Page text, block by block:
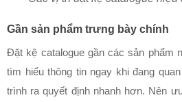
Gần sản phẩm trưng bày chính
Đặt kệ catalogue gần các sản phẩm
tìm hiểu thông tin ngay khi đang
trình ra quyết định nhanh hơn. Nên